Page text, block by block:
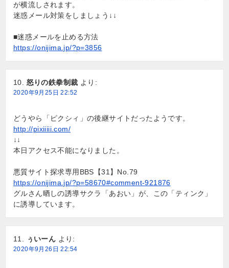
が横流しされます。
迷惑メール対策をしましょう↓↓
■迷惑メールを止める方法
https://onijima.jp/?p=3856
怒りの鉄拳制裁 より:
2020年9月25日 22:52
どうやら「ピクシィ」の後継サイトだったようです。
http://pixiiiii.com/
↓↓
本日アクセス不能になりました。
悪質サイト探求専用BBS【31】No.79
https://onijima.jp/?p=58670#comment-921876
グルさん晒しの誘導サクラ「あおい」が、この「ティンク」
に誘導しています。
ぅいーん より:
2020年9月26日 22:54